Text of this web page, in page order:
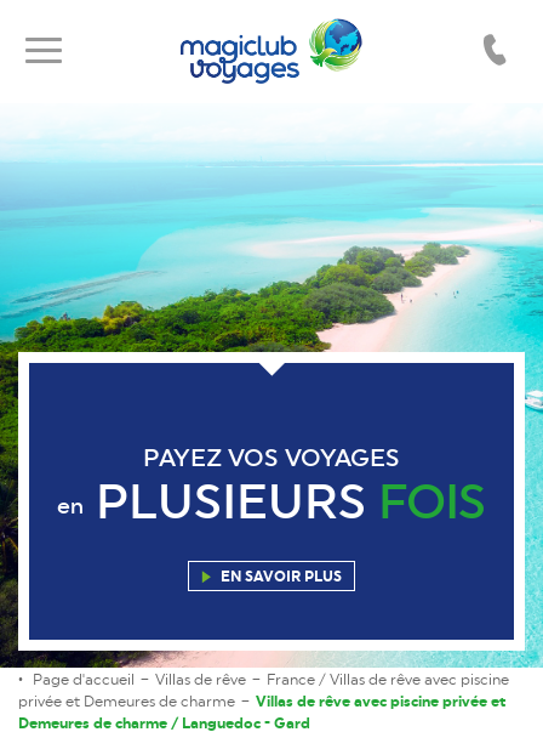
Toggle
Toggle
navigation
PAYEZ VOS VOYAGES
en PLUSIEURS FOIS
EN SAVOIR PLUS
Page d'accueil Villas de rêve
France / Villas de rêve avec piscine
privée et Demeures de charme
Villas de rêve avec piscine privée et
Demeures de charme / Languedoc - Gard